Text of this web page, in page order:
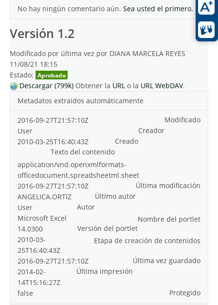
No hay ningún comentario aún. Sea usted el primero.
Versión 1.2
Modificado por última vez por DIANA MARCELA REYES
11/08/21 18:15
Estado: Aprobado
Descargar (799k) Obtener la URL o la URL WebDAV.
Metadatos extraídos automáticamente
Modificado
2016-09-27T21:57:10Z
Creador
User
Creado
2010-03-25T16:40:43Z
Texto del contenido
application/vnd.openxmlformats-
officedocument.spreadsheetml.sheet
Última modificación
2016-09-27T21:57:10Z
Último autor
ANGELICA.ORTIZ
Autor
User
Nombre del portlet
Microsoft Excel
Versión del portlet
14.0300
Etapa de creación de contenidos
2010-03-
25T16:40:43Z
Última vez guardado
2016-09-27T21:57:10Z
Última impresión
2014-02-
14T15:16:27Z
Protegido
false